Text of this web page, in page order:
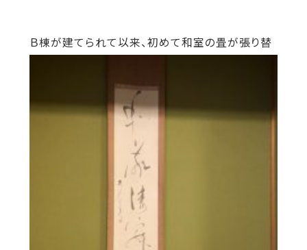
Ｂ棟が建てられて以来、初めて和室の畳が張り替